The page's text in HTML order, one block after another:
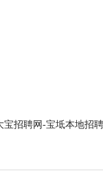
招聘网-宝坻本地招